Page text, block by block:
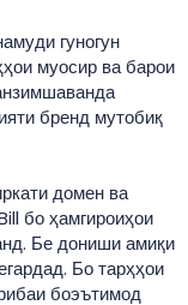
гуногун
муосир ва барои
бренд мутобиқ
домен ва
бо ҳамгироиҳои
Бе дониши амиқи
Бо тарҳҳои
боэътимод